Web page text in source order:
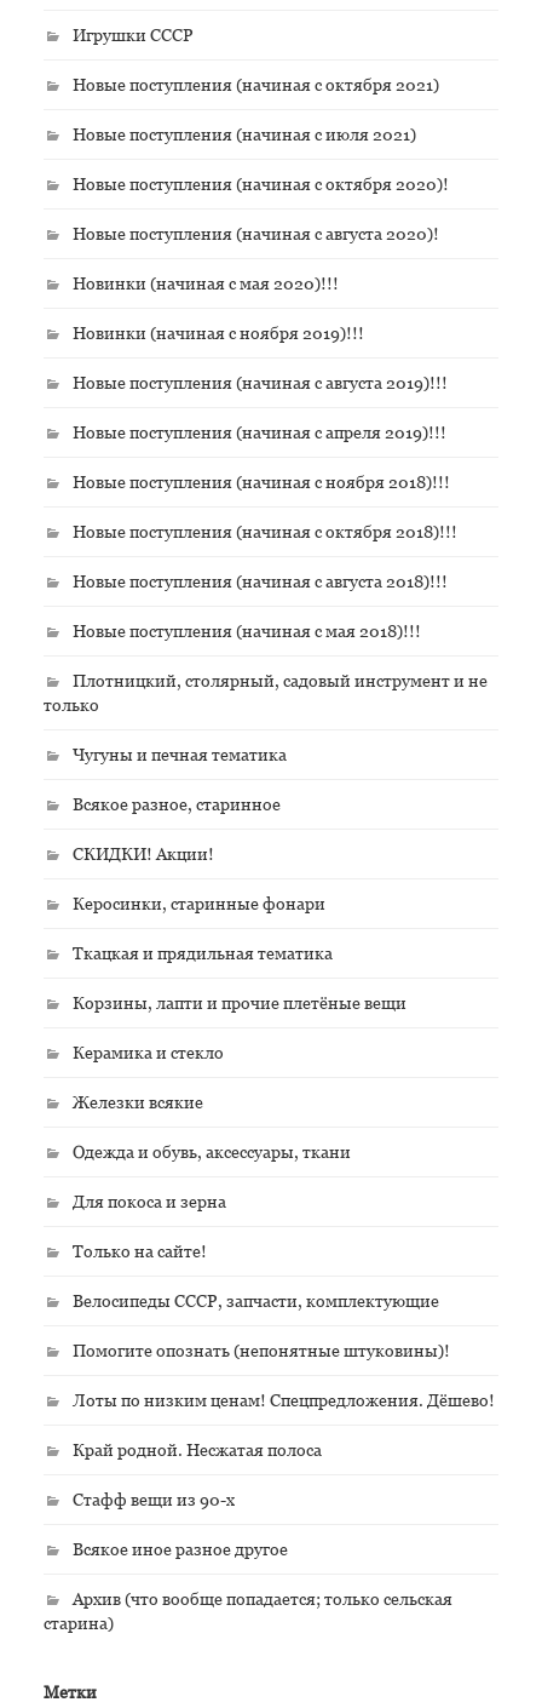
Игрушки СССР
Новые поступления (начиная с октября 2021)
Новые поступления (начиная с июля 2021)
Новые поступления (начиная с октября 2020)!
Новые поступления (начиная с августа 2020)!
Новинки (начиная с мая 2020)!!!
Новинки (начиная с ноября 2019)!!!
Новые поступления (начиная с августа 2019)!!!
Новые поступления (начиная с апреля 2019)!!!
Новые поступления (начиная с ноября 2018)!!!
Новые поступления (начиная с октября 2018)!!!
Новые поступления (начиная с августа 2018)!!!
Новые поступления (начиная с мая 2018)!!!
Плотницкий, столярный, садовый инструмент и не
только
Чугуны и печная тематика
Всякое разное, старинное
СКИДКИ! Акции!
Керосинки, старинные фонари
Ткацкая и прядильная тематика
Корзины, лапти и прочие плетёные вещи
Керамика и стекло
Железки всякие
Одежда и обувь, аксессуары, ткани
Для покоса и зерна
Только на сайте!
Велосипеды СССР, запчасти, комплектующие
Помогите опознать (непонятные штуковины)!
Лоты по низким ценам! Спецпредложения. Дёшево!
Край родной. Несжатая полоса
Стафф вещи из 90-х
Всякое иное разное другое
Архив (что вообще попадается; только сельская
старина)
Метки